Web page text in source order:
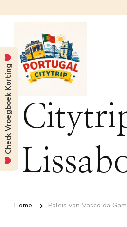
Home Paleis van Vasco da
Check Vroegboek Korting